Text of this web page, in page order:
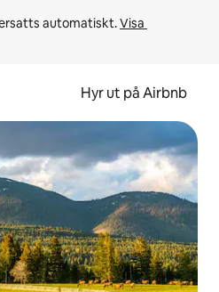
automatiskt. Visa
Hyr ut på Airbnb